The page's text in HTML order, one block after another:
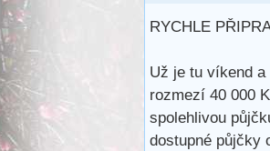
RYCHLE
Už je tu víkend
rozmezí 40 000
spolehlivou
dostupné půjčky